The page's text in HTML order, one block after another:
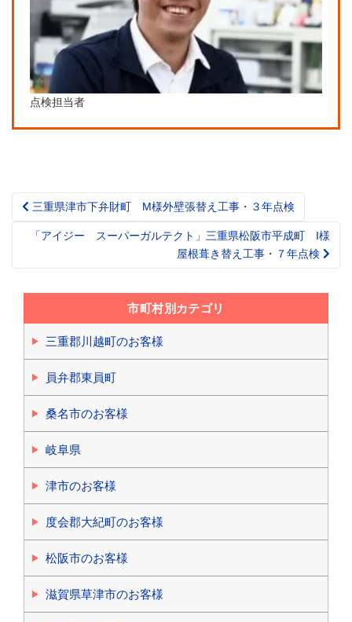
点検担当者
Post
navigation
三重県津市下弁財町 M様外壁張替え工事・３年点検
「アイジー スーパーガルテクト」三重県松阪市平成町 I様
屋根葺き替え工事・７年点検
市町村別カテゴリ
三重郡川越町のお客様
員弁郡東員町
桑名市のお客様
岐阜県
津市のお客様
度会郡大紀町のお客様
松阪市のお客様
滋賀県草津市のお客様